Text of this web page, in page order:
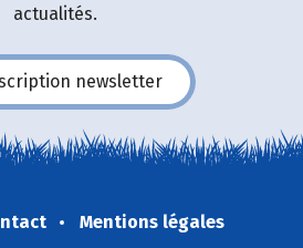
actualités.
newsletter
Mentions légales